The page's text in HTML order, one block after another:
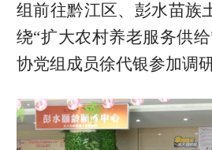
组前往黔江区、彭水苗族
绕“扩大农村养老服务供
协党组成员徐代银参加调研